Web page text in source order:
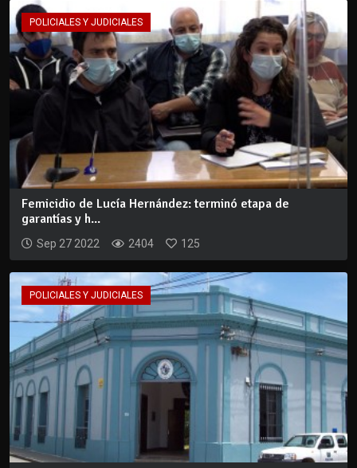
POLICIALES Y JUDICIALES
Femicidio de Lucía Hernández: terminó etapa de
garantías y h...
Sep 27 2022 2404 125
POLICIALES Y JUDICIALES